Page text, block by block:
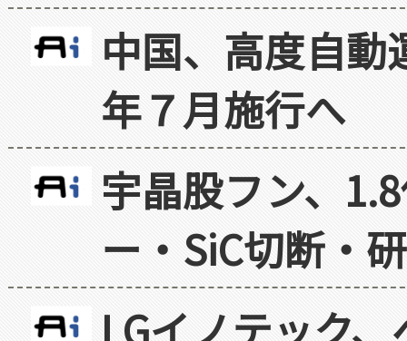
中国、高度自
年７月施行へ
宇晶股フン、
ー・SiC切断・
LGイノテック